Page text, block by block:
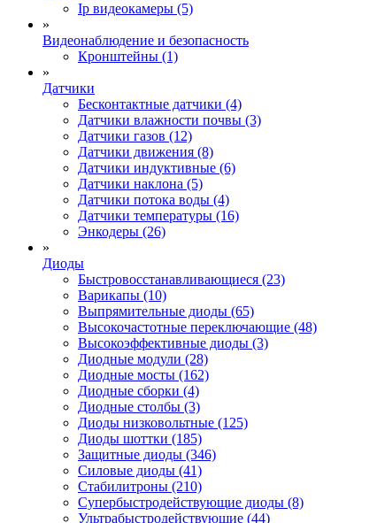
Ip видеокамеры (5)
»
Видеонаблюдение и безопасность
Кронштейны (1)
»
Датчики
Бесконтактные датчики (4)
Датчики влажности почвы (3)
Датчики газов (12)
Датчики движения (8)
Датчики индуктивные (6)
Датчики наклона (5)
Датчики потока воды (4)
Датчики температуры (16)
Энкодеры (26)
»
Диоды
Быстровосстанавливающиеся (23)
Варикапы (10)
Выпрямительные диоды (65)
Высокочастотные переключающие (48)
Высокоэффективные диоды (3)
Диодные модули (28)
Диодные мосты (162)
Диодные сборки (4)
Диодные столбы (3)
Диоды низковольтные (125)
Диоды шоттки (185)
Защитные диоды (346)
Силовые диоды (41)
Стабилитроны (210)
Супербыстродействующие диоды (8)
Ультрабыстродействующие (44)